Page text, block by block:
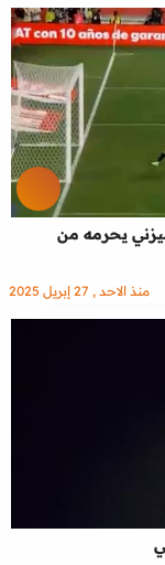
يحرمه من
منذ الاحد , 27 إبريل 2025